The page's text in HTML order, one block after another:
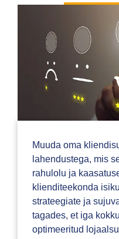
Muuda oma
lahendustega, mis
rahulolu ja
klienditeekonda
strateegiate ja
tagades, et iga
optimeeritud